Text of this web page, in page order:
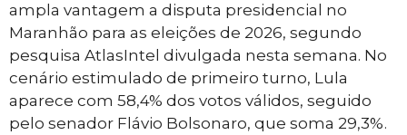
ampla vantagem a disputa presidencial no
Maranhão para as eleições de 2026, segundo
pesquisa AtlasIntel divulgada nesta semana. No
cenário estimulado de primeiro turno, Lula
aparece com 58,4% dos votos válidos, seguido
pelo senador Flávio Bolsonaro, que soma 29,3%.